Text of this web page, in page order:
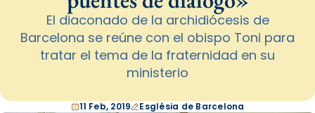
El diaconado de la archidiócesis de
Barcelona se reúne con el obispo Toni para
tratar el tema de la fraternidad en su
ministerio
11 Feb, 2019 Església de Barcelona